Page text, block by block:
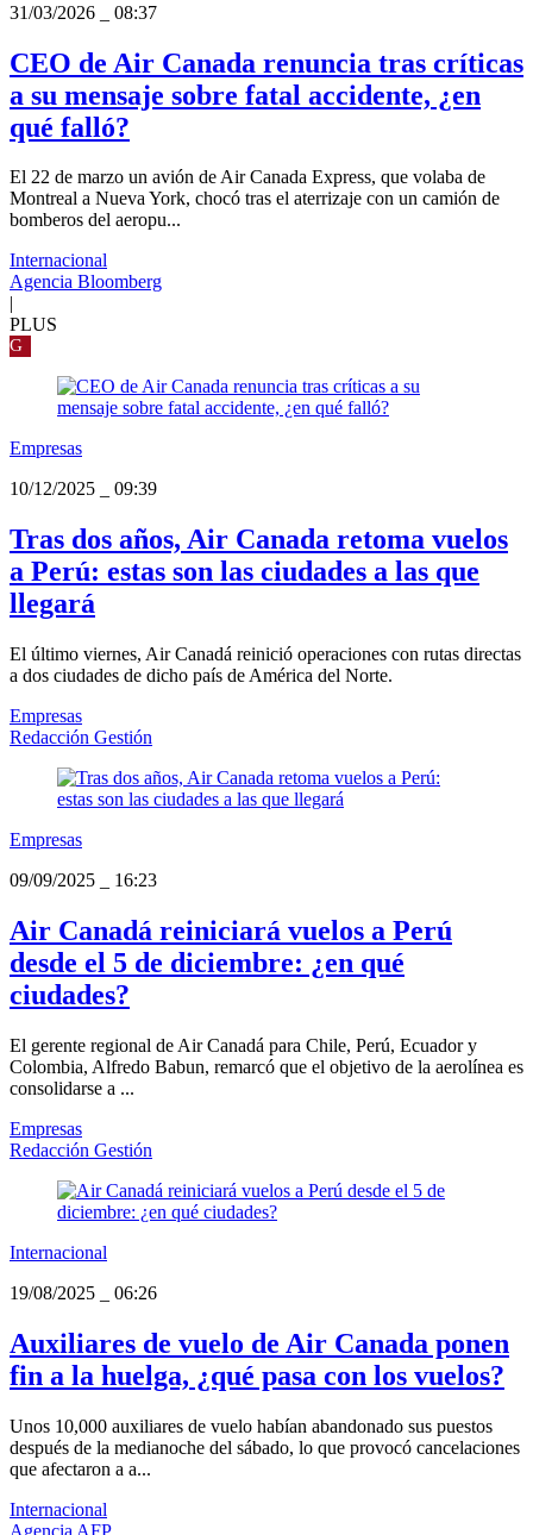
31/03/2026
08:37
CEO de Air Canada renuncia tras críticas
a su mensaje sobre fatal accidente, ¿en
qué falló?
El 22 de marzo un avión de Air Canada Express, que volaba de
Montreal a Nueva York, chocó tras el aterrizaje con un camión de
bomberos del aeropu...
Internacional
Agencia Bloomberg
PLUS
G
Empresas
10/12/2025
09:39
Tras dos años, Air Canada retoma vuelos
a Perú: estas son las ciudades a las que
llegará
El último viernes, Air Canadá reinició operaciones con rutas directas
a dos ciudades de dicho país de América del Norte.
Empresas
Redacción Gestión
Empresas
09/09/2025
16:23
Air Canadá reiniciará vuelos a Perú
desde el 5 de diciembre: ¿en qué
ciudades?
El gerente regional de Air Canadá para Chile, Perú, Ecuador y
Colombia, Alfredo Babun, remarcó que el objetivo de la aerolínea es
consolidarse a ...
Empresas
Redacción Gestión
Internacional
19/08/2025
06:26
Auxiliares de vuelo de Air Canada ponen
fin a la huelga, ¿qué pasa con los vuelos?
Unos 10,000 auxiliares de vuelo habían abandonado sus puestos
después de la medianoche del sábado, lo que provocó cancelaciones
que afectaron a a...
Internacional
Agencia AFP